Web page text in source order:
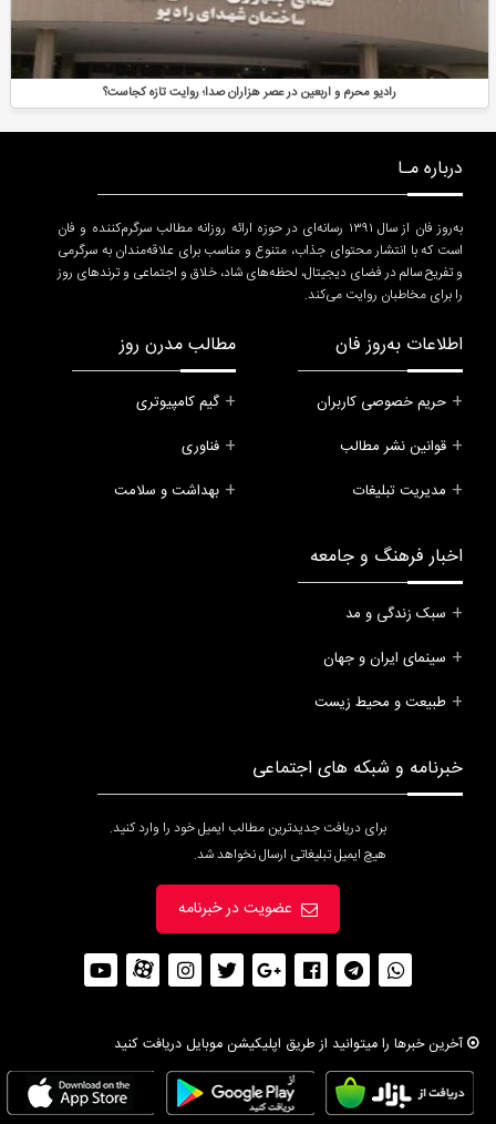
رادیو محرم و اربعین در عصر هزاران صدا؛ روایت تازه کجاست؟
درباره مـا
به‌روز فان از سال ۱۳۹۱ رسانه‌ای در حوزه ارائه روزانه مطالب سرگرم‌کننده و فان
است که با انتشار محتوای جذاب، متنوع و مناسب برای علاقه‌مندان به سرگرمی
و تفریح سالم در فضای دیجیتال، لحظه‌های شاد، خلاق و اجتماعی و ترندهای روز
را برای مخاطبان روایت می‌کند.
اطلاعات به‌روز فان
حریم خصوصی کاربران
قوانین نشر مطالب
مدیریت تبلیغات
مطالب مدرن روز
گیم کامپیوتری
فناوری
بهداشت و سلامت
اخبار فرهنگ و جامعه
سبک زندگی و مد
سینمای ایران و جهان
طبیعت و محیط زیست
خبرنامه و شبکه های اجتماعی
برای دریافت جدیدترین مطالب ایمیل خود را وارد کنید.
هیچ ایمیل تبلیغاتی ارسال نخواهد شد.
عضویت در خبرنامه
آخرین خبرها را میتوانید از طریق اپلیکیشن موبایل دریافت کنید